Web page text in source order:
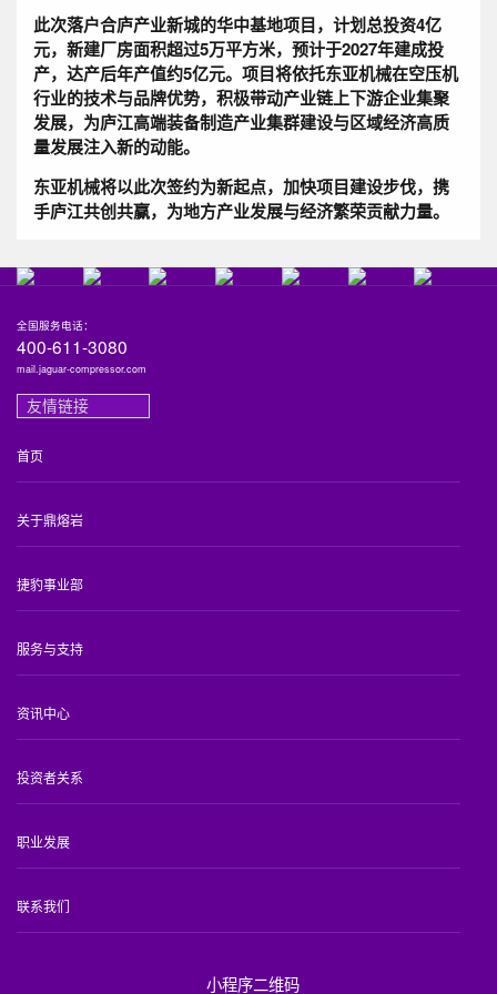
此次落户合庐产业新城的华中基地项目，计划总投资4亿
元，新建厂房面积超过5万平方米，预计于2027年建成投
产，达产后年产值约5亿元。项目将依托东亚机械在空压机
行业的技术与品牌优势，积极带动产业链上下游企业集聚
发展，为庐江高端装备制造产业集群建设与区域经济高质
量发展注入新的动能。
东亚机械将以此次签约为新起点，加快项目建设步伐，携
手庐江共创共赢，为地方产业发展与经济繁荣贡献力量。
全国服务电话：
400-611-3080
mail.jaguar-compressor.com
友情链接
首页
关于鼎熔岩
捷豹事业部
服务与支持
资讯中心
投资者关系
职业发展
联系我们
小程序二维码